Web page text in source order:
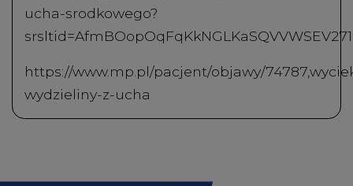
ucha-srodkowego?
https://www.mp.pl/pacjent/objawy/
wydzieliny-z-ucha